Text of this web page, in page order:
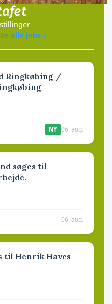
Se alle jobs
Ringkøbing /
NY 06. aug.
søges til
06. aug.
til Henrik Haves